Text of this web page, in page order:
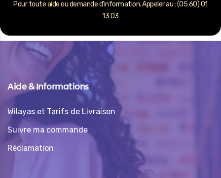
Pour toute aide ou demande d’information. Appeler au : (05 60) 01
13 03
Aide & Informations
Wilayas et Tarifs de Livraison
Suivre ma commande
Réclamation